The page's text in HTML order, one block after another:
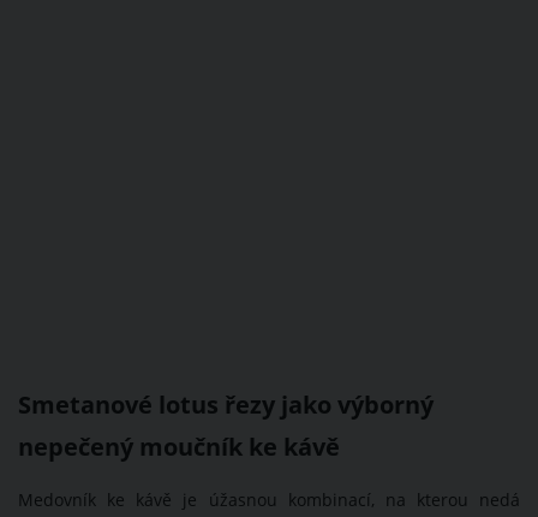
Smetanové lotus řezy jako výborný
nepečený moučník ke kávě
Medovník ke kávě je úžasnou kombinací, na kterou nedá